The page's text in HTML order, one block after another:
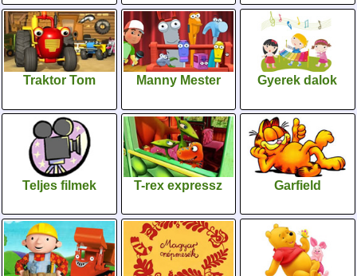
Traktor Tom Manny Mester Gyerek dalok
Teljes filmek T-rex expressz Garfield